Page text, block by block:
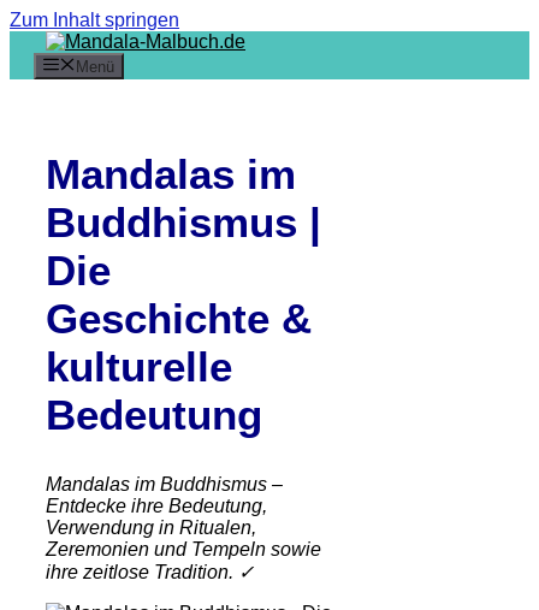
Zum Inhalt springen
Menü
Mandalas im
Buddhismus |
Die
Geschichte &
kulturelle
Bedeutung
Mandalas im Buddhismus –
Entdecke ihre Bedeutung,
Verwendung in Ritualen,
Zeremonien und Tempeln sowie
ihre zeitlose Tradition. ✓